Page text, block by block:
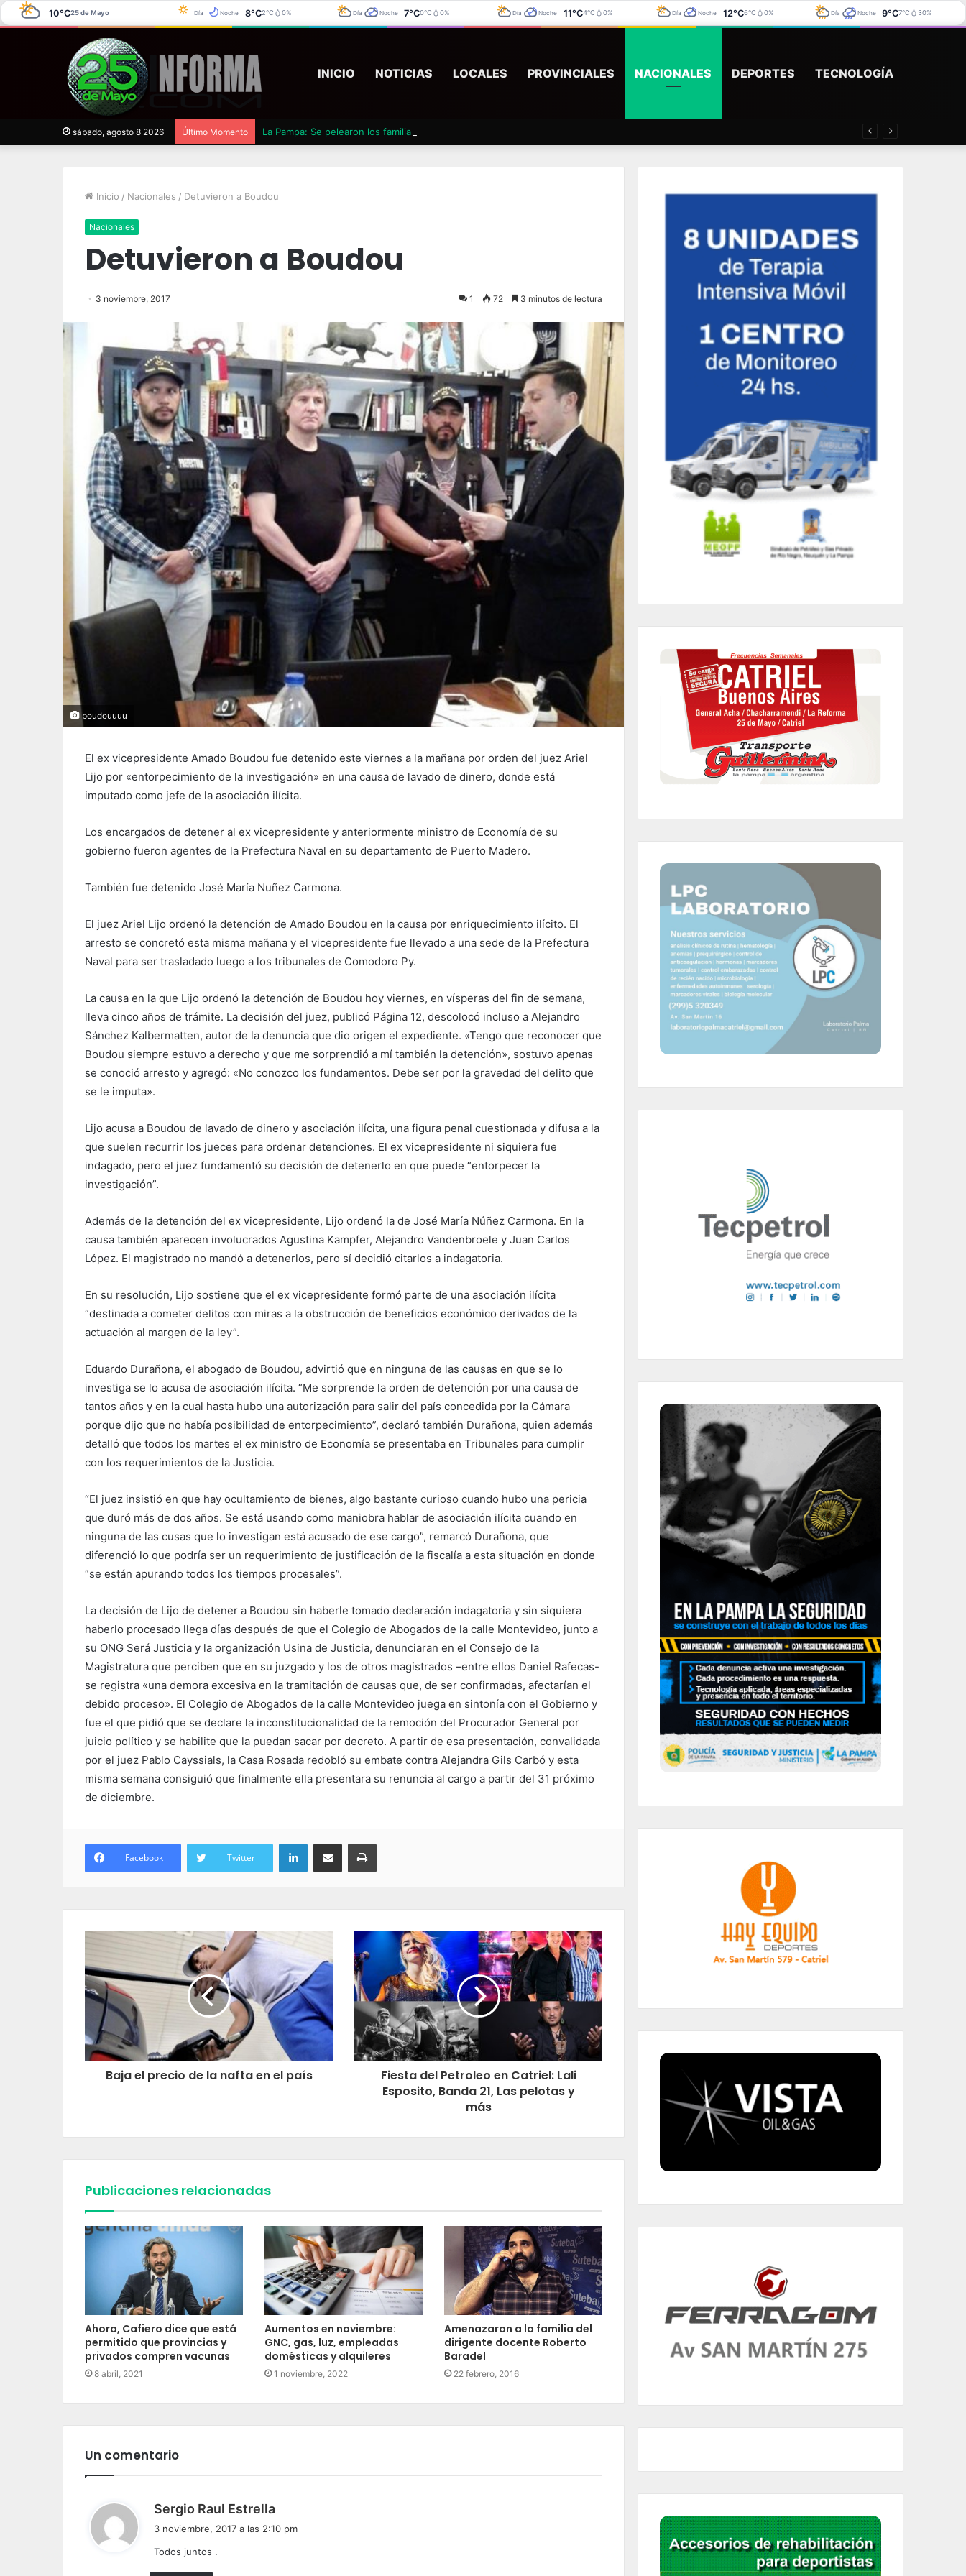
10°C25 de Mayo Día Noche 8°C2°C 0% Día Noche 7°C0°C 0% Día Noche 11°C4°C 0% Día Noche 12°C6°C 0% Día Noche 9°C7°C 30%
INICIO NOTICIAS LOCALES PROVINCIALES NACIONALES DEPORTES TECNOLOGÍA
sábado, agosto 8 2026 Último Momento La Pampa: Se pelearon los familiares y tuvieron que suspender un velatorio
Inicio / Nacionales / Detuvieron a Boudou
Nacionales
Detuvieron a Boudou
3 noviembre, 2017 1 72 3 minutos de lectura
boudouuuu
El ex vicepresidente Amado Boudou fue detenido este viernes a la mañana por orden del juez Ariel
Lijo por «entorpecimiento de la investigación» en una causa de lavado de dinero, donde está
imputado como jefe de la asociación ilícita.
Los encargados de detener al ex vicepresidente y anteriormente ministro de Economía de su
gobierno fueron agentes de la Prefectura Naval en su departamento de Puerto Madero.
También fue detenido José María Nuñez Carmona.
El juez Ariel Lijo ordenó la detención de Amado Boudou en la causa por enriquecimiento ilícito. El
arresto se concretó esta misma mañana y el vicepresidente fue llevado a una sede de la Prefectura
Naval para ser trasladado luego a los tribunales de Comodoro Py.
La causa en la que Lijo ordenó la detención de Boudou hoy viernes, en vísperas del fin de semana,
lleva cinco años de trámite. La decisión del juez, publicó Página 12, descolocó incluso a Alejandro
Sánchez Kalbermatten, autor de la denuncia que dio origen el expediente. «Tengo que reconocer que
Boudou siempre estuvo a derecho y que me sorprendió a mí también la detención», sostuvo apenas
se conoció arresto y agregó: «No conozco los fundamentos. Debe ser por la gravedad del delito que
se le imputa».
Lijo acusa a Boudou de lavado de dinero y asociación ilícita, una figura penal cuestionada y difusa a la
que suelen recurrir los jueces para ordenar detenciones. El ex vicepresidente ni siquiera fue
indagado, pero el juez fundamentó su decisión de detenerlo en que puede “entorpecer la
investigación”.
Además de la detención del ex vicepresidente, Lijo ordenó la de José María Núñez Carmona. En la
causa también aparecen involucrados Agustina Kampfer, Alejandro Vandenbroele y Juan Carlos
López. El magistrado no mandó a detenerlos, pero sí decidió citarlos a indagatoria.
En su resolución, Lijo sostiene que el ex vicepresidente formó parte de una asociación ilícita
“destinada a cometer delitos con miras a la obstrucción de beneficios económico derivados de la
actuación al margen de la ley”.
Eduardo Durañona, el abogado de Boudou, advirtió que en ninguna de las causas en que se lo
investiga se lo acusa de asociación ilícita. “Me sorprende la orden de detención por una causa de
tantos años y en la cual hasta hubo una autorización para salir del país concedida por la Cámara
porque dijo que no había posibilidad de entorpecimiento”, declaró también Durañona, quien además
detalló que todos los martes el ex ministro de Economía se presentaba en Tribunales para cumplir
con los requerimientos de la Justicia.
“El juez insistió en que hay ocultamiento de bienes, algo bastante curioso cuando hubo una pericia
que duró más de dos años. Se está usando como maniobra hablar de asociación ilícita cuando en
ninguna de las cusas que lo investigan está acusado de ese cargo”, remarcó Durañona, que
diferenció lo que podría ser un requerimiento de justificación de la fiscalía a esta situación en donde
“se están apurando todos los tiempos procesales”.
La decisión de Lijo de detener a Boudou sin haberle tomado declaración indagatoria y sin siquiera
haberlo procesado llega días después de que el Colegio de Abogados de la calle Montevideo, junto a
su ONG Será Justicia y la organización Usina de Justicia, denunciaran en el Consejo de la
Magistratura que perciben que en su juzgado y los de otros magistrados –entre ellos Daniel Rafecas-
se registra «una demora excesiva en la tramitación de causas que, de ser confirmadas, afectarían el
debido proceso». El Colegio de Abogados de la calle Montevideo juega en sintonía con el Gobierno y
fue el que pidió que se declare la inconstitucionalidad de la remoción del Procurador General por
juicio político y se habilite que la puedan sacar por decreto. A partir de esa presentación, convalidada
por el juez Pablo Cayssials, la Casa Rosada redobló su embate contra Alejandra Gils Carbó y esta
misma semana consiguió que finalmente ella presentara su renuncia al cargo a partir del 31 próximo
de diciembre.
Facebook Twitter
LinkedInCompartir por correo electrónicoImprimir
Baja el precio de la nafta en el país
Fiesta del Petroleo en Catriel: Lali
Esposito, Banda 21, Las pelotas y
más
Publicaciones relacionadas
Ahora, Cafiero dice que está
permitido que provincias y
privados compren vacunas
8 abril, 2021
Aumentos en noviembre:
GNC, gas, luz, empleadas
domésticas y alquileres
1 noviembre, 2022
Amenazaron a la familia del
dirigente docente Roberto
Baradel
22 febrero, 2016
Un comentario
Sergio Raul Estrella
3 noviembre, 2017 a las 2:10 pm
Todos juntos .